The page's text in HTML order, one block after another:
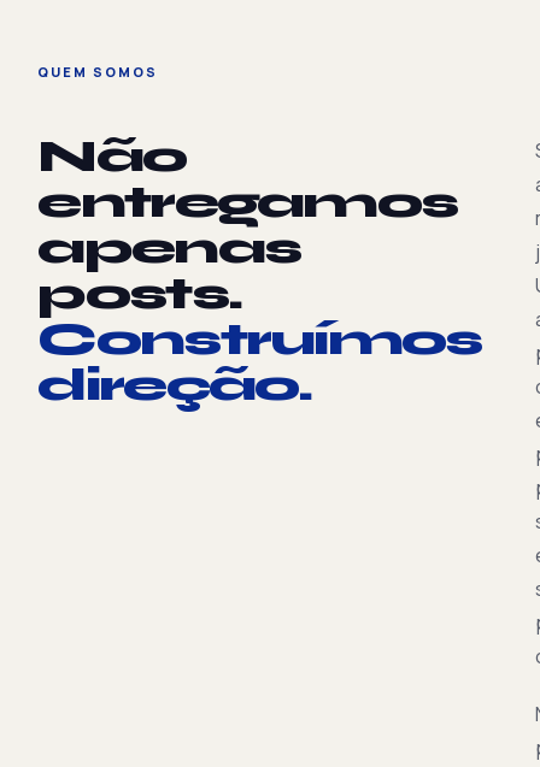
QUEM SOMOS
Não
entregamos
apenas
posts.
Construímos
direção.